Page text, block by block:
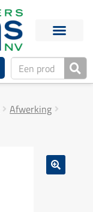
Afwerking